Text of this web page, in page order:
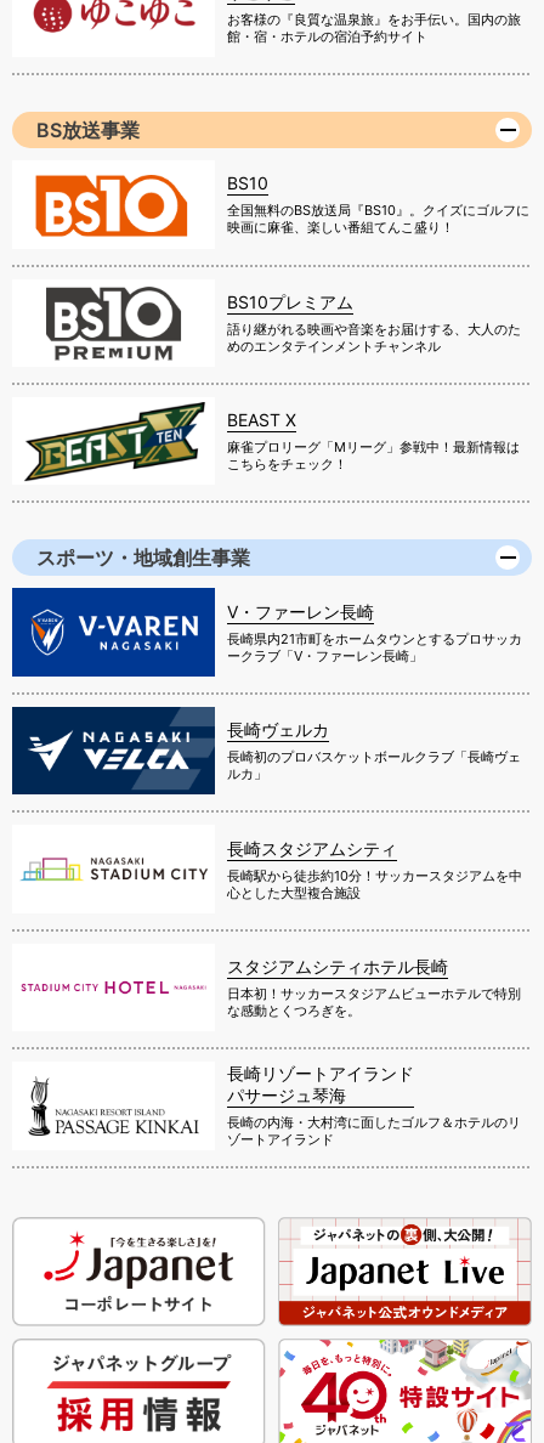
お客様の『良質な温泉旅』をお手伝い。国内の旅
館・宿・ホテルの宿泊予約サイト
BS放送事業
BS10
全国無料のBS放送局『BS10』。クイズにゴルフに
映画に麻雀、楽しい番組てんこ盛り！
BS10プレミアム
語り継がれる映画や音楽をお届けする、大人のた
めのエンタテインメントチャンネル
BEAST X
麻雀プロリーグ「Mリーグ」参戦中！最新情報は
こちらをチェック！
スポーツ・地域創生事業
V・ファーレン長崎
長崎県内21市町をホームタウンとするプロサッカ
ークラブ「V・ファーレン長崎」
長崎ヴェルカ
長崎初のプロバスケットボールクラブ「長崎ヴェ
ルカ」
長崎スタジアムシティ
長崎駅から徒歩約10分！サッカースタジアムを中
心とした大型複合施設
スタジアムシティホテル長崎
日本初！サッカースタジアムビューホテルで特別
な感動とくつろぎを。
長崎リゾートアイランド
パサージュ琴海
長崎の内海・大村湾に面したゴルフ＆ホテルのリ
ゾートアイランド